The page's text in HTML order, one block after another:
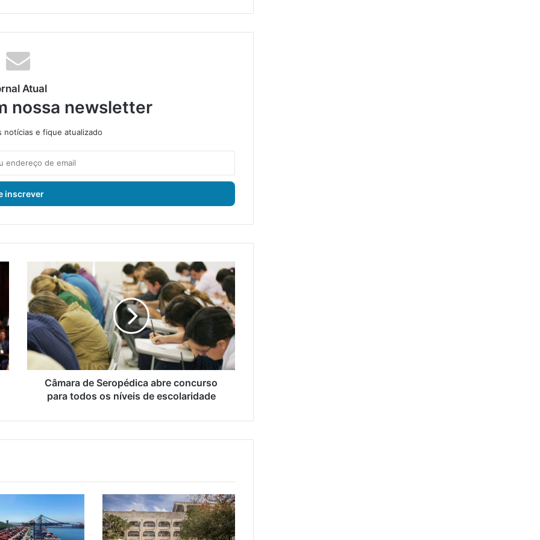
Atual
nossa newsletter
notícias e fique atualizado
m
a
r
a
d
S
p
a
a
r
e
Câmara de Seropédica abre concurso
para todos os níveis de escolaridade